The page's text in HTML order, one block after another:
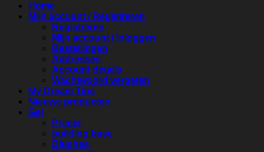
Home
Mijn account / Registreren
Registreren
Mijn account / Inloggen
Bestellingen
Addresses
Account details
Wachtwoord vergeten
My Dream Tips
Nieuwe producten
Gel
Primer
building base
Blushes